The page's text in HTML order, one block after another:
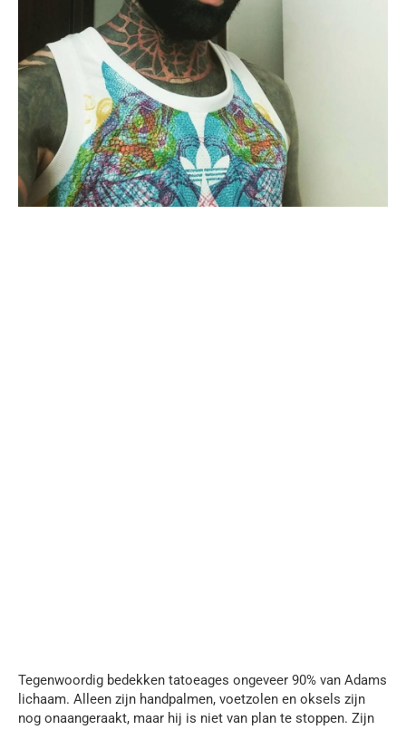
Tegenwoordig bedekken tatoeages ongeveer 90% van Adams
lichaam. Alleen zijn handpalmen, voetzolen en oksels zijn
nog onaangeraakt, maar hij is niet van plan te stoppen. Zijn